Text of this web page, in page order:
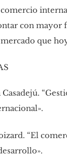
con mayor
que
Casadejú.
“El